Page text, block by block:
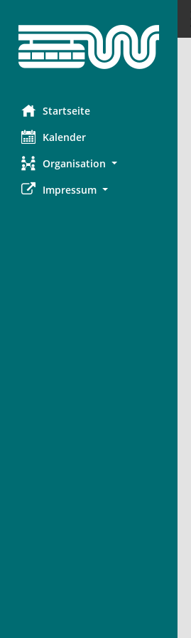
Startseite
Kalender
Organisation
Impressum